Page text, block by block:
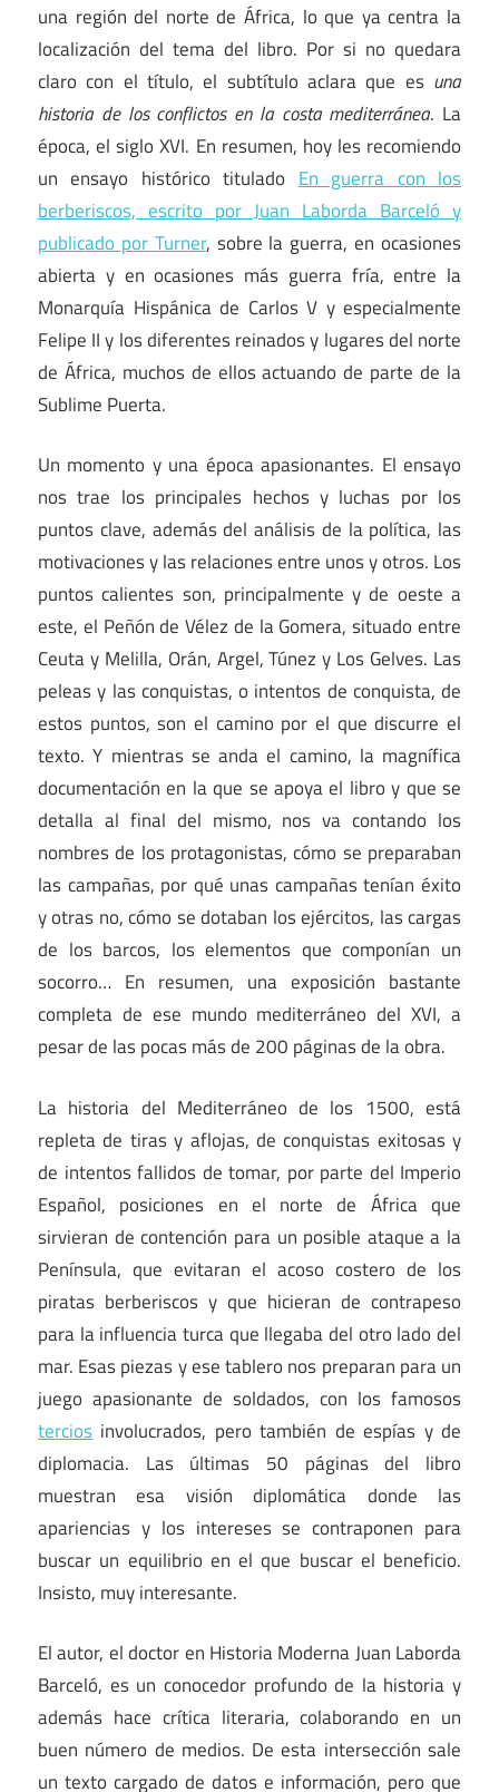
una región del norte de África, lo que ya centra la
localización del tema del libro. Por si no quedara
claro con el título, el subtítulo aclara que es una
historia de los conflictos en la costa mediterránea. La
época, el siglo XVI. En resumen, hoy les recomiendo
un ensayo histórico titulado En guerra con los
berberiscos, escrito por Juan Laborda Barceló y
publicado por Turner, sobre la guerra, en ocasiones
abierta y en ocasiones más guerra fría, entre la
Monarquía Hispánica de Carlos V y especialmente
Felipe II y los diferentes reinados y lugares del norte
de África, muchos de ellos actuando de parte de la
Sublime Puerta.
Un momento y una época apasionantes. El ensayo
nos trae los principales hechos y luchas por los
puntos clave, además del análisis de la política, las
motivaciones y las relaciones entre unos y otros. Los
puntos calientes son, principalmente y de oeste a
este, el Peñón de Vélez de la Gomera, situado entre
Ceuta y Melilla, Orán, Argel, Túnez y Los Gelves. Las
peleas y las conquistas, o intentos de conquista, de
estos puntos, son el camino por el que discurre el
texto. Y mientras se anda el camino, la magnífica
documentación en la que se apoya el libro y que se
detalla al final del mismo, nos va contando los
nombres de los protagonistas, cómo se preparaban
las campañas, por qué unas campañas tenían éxito
y otras no, cómo se dotaban los ejércitos, las cargas
de los barcos, los elementos que componían un
socorro… En resumen, una exposición bastante
completa de ese mundo mediterráneo del XVI, a
pesar de las pocas más de 200 páginas de la obra.
La historia del Mediterráneo de los 1500, está
repleta de tiras y aflojas, de conquistas exitosas y
de intentos fallidos de tomar, por parte del Imperio
Español, posiciones en el norte de África que
sirvieran de contención para un posible ataque a la
Península, que evitaran el acoso costero de los
piratas berberiscos y que hicieran de contrapeso
para la influencia turca que llegaba del otro lado del
mar. Esas piezas y ese tablero nos preparan para un
juego apasionante de soldados, con los famosos
tercios involucrados, pero también de espías y de
diplomacia. Las últimas 50 páginas del libro
muestran esa visión diplomática donde las
apariencias y los intereses se contraponen para
buscar un equilibrio en el que buscar el beneficio.
Insisto, muy interesante.
El autor, el doctor en Historia Moderna Juan Laborda
Barceló, es un conocedor profundo de la historia y
además hace crítica literaria, colaborando en un
buen número de medios. De esta intersección sale
un texto cargado de datos e información, pero que